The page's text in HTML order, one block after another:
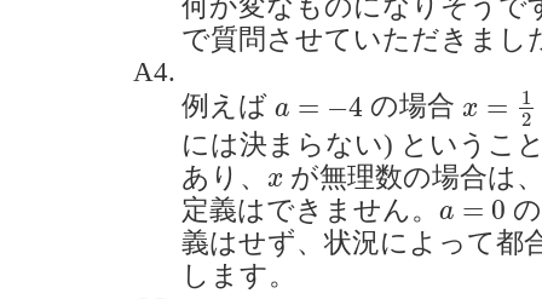
何か変なものになりそうで
で質問させていただきまし
A4.
例えば a = −4
a の場合 x =
1
2
2
には決まらない) というこ
あり、
x
x が無理数の場合は
定義はできません。 a = 0
a=0
義はせず、状況によって都
します。